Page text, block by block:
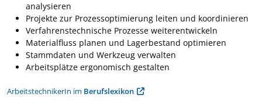
analysieren
Projekte zur Prozessoptimierung leiten und koordinieren
Verfahrenstechnische Prozesse weiterentwickeln
Materialfluss planen und Lagerbestand optimieren
Stammdaten und Werkzeug verwalten
Arbeitsplätze ergonomisch gestalten
ArbeitstechnikerIn im Berufslexikon